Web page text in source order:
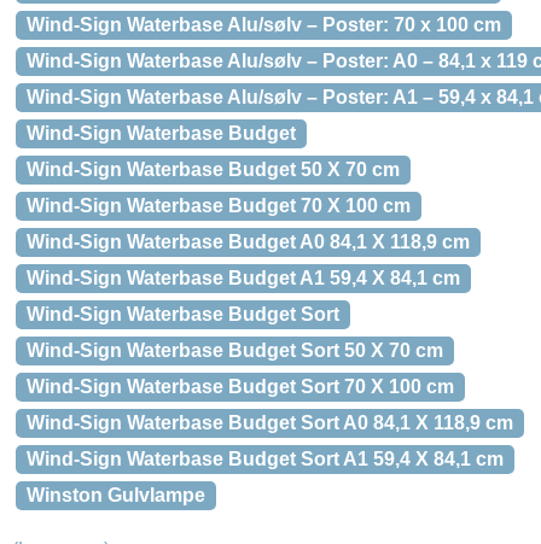
Wind-Sign Waterbase Alu/sølv – Poster: 70 x 100 cm
Wind-Sign Waterbase Alu/sølv – Poster: A0 – 84,1 x 119
Wind-Sign Waterbase Alu/sølv – Poster: A1 – 59,4 x 84,1
Wind-Sign Waterbase Budget
Wind-Sign Waterbase Budget 50 X 70 cm
Wind-Sign Waterbase Budget 70 X 100 cm
Wind-Sign Waterbase Budget A0 84,1 X 118,9 cm
Wind-Sign Waterbase Budget A1 59,4 X 84,1 cm
Wind-Sign Waterbase Budget Sort
Wind-Sign Waterbase Budget Sort 50 X 70 cm
Wind-Sign Waterbase Budget Sort 70 X 100 cm
Wind-Sign Waterbase Budget Sort A0 84,1 X 118,9 cm
Wind-Sign Waterbase Budget Sort A1 59,4 X 84,1 cm
Winston Gulvlampe